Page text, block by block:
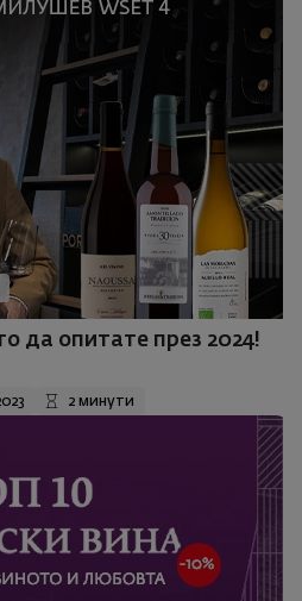
да опитате през 2024!
2 минути